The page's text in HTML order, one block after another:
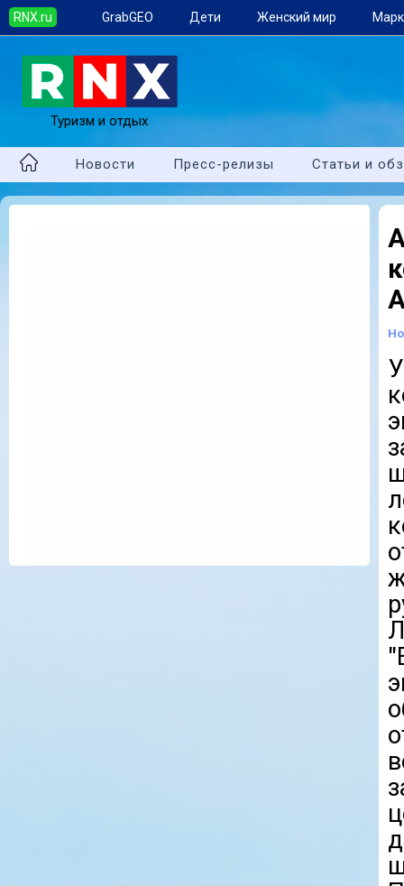
RNX.ru GrabGEO Дети Женский мир
Туризм и отдых
Новости Пресс-релизы Статьи и